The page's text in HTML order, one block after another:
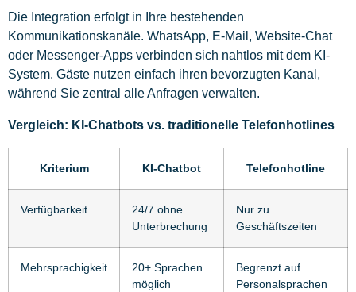
Die Integration erfolgt in Ihre bestehenden
Kommunikationskanäle. WhatsApp, E-Mail, Website-Chat
oder Messenger-Apps verbinden sich nahtlos mit dem KI-
System. Gäste nutzen einfach ihren bevorzugten Kanal,
während Sie zentral alle Anfragen verwalten.
Vergleich: KI-Chatbots vs. traditionelle Telefonhotlines
Kriterium KI-Chatbot Telefonhotline
Verfügbarkeit
24/7 ohne
Unterbrechung
Nur zu
Geschäftszeiten
Mehrsprachigkeit
20+ Sprachen
möglich
Begrenzt auf
Personalsprachen